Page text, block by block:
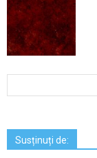
Susținuți de: